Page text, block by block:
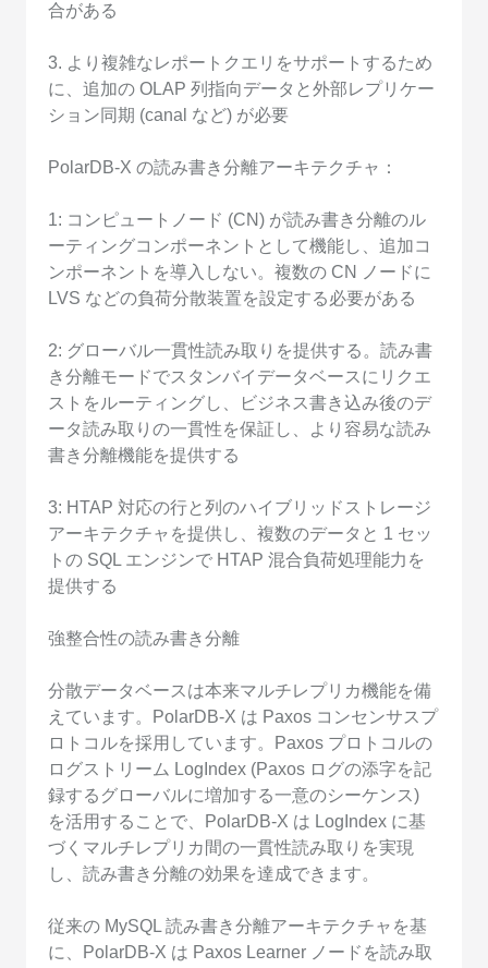
合がある
3. より複雑なレポートクエリをサポートするため
に、追加の OLAP 列指向データと外部レプリケー
ション同期 (canal など) が必要
PolarDB-X の読み書き分離アーキテクチャ：
1: コンピュートノード (CN) が読み書き分離のル
ーティングコンポーネントとして機能し、追加コ
ンポーネントを導入しない。複数の CN ノードに
LVS などの負荷分散装置を設定する必要がある
2: グローバル一貫性読み取りを提供する。読み書
き分離モードでスタンバイデータベースにリクエ
ストをルーティングし、ビジネス書き込み後のデ
ータ読み取りの一貫性を保証し、より容易な読み
書き分離機能を提供する
3: HTAP 対応の行と列のハイブリッドストレージ
アーキテクチャを提供し、複数のデータと 1 セッ
トの SQL エンジンで HTAP 混合負荷処理能力を
提供する
強整合性の読み書き分離
分散データベースは本来マルチレプリカ機能を備
えています。PolarDB-X は Paxos コンセンサスプ
ロトコルを採用しています。Paxos プロトコルの
ログストリーム LogIndex (Paxos ログの添字を記
録するグローバルに増加する一意のシーケンス)
を活用することで、PolarDB-X は LogIndex に基
づくマルチレプリカ間の一貫性読み取りを実現
し、読み書き分離の効果を達成できます。
従来の MySQL 読み書き分離アーキテクチャを基
に、PolarDB-X は Paxos Learner ノードを読み取